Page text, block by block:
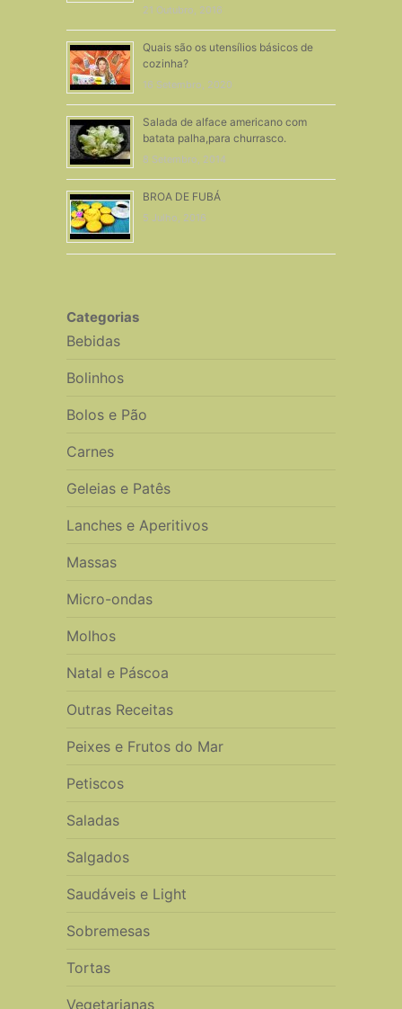
21 Outubro, 2016
Quais são os utensílios básicos de
cozinha?
16 Setembro, 2020
Salada de alface americano com
batata palha,para churrasco.
8 Setembro, 2014
BROA DE FUBÁ
5 Julho, 2016
Categorias
Bebidas
Bolinhos
Bolos e Pão
Carnes
Geleias e Patês
Lanches e Aperitivos
Massas
Micro-ondas
Molhos
Natal e Páscoa
Outras Receitas
Peixes e Frutos do Mar
Petiscos
Saladas
Salgados
Saudáveis e Light
Sobremesas
Tortas
Vegetarianas